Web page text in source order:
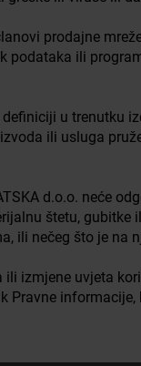
prodajne
podataka ili
u trenutku
ili usluga
d.o.o. neće
štetu,
ili nečeg što je na
ili izmjene uvjeta